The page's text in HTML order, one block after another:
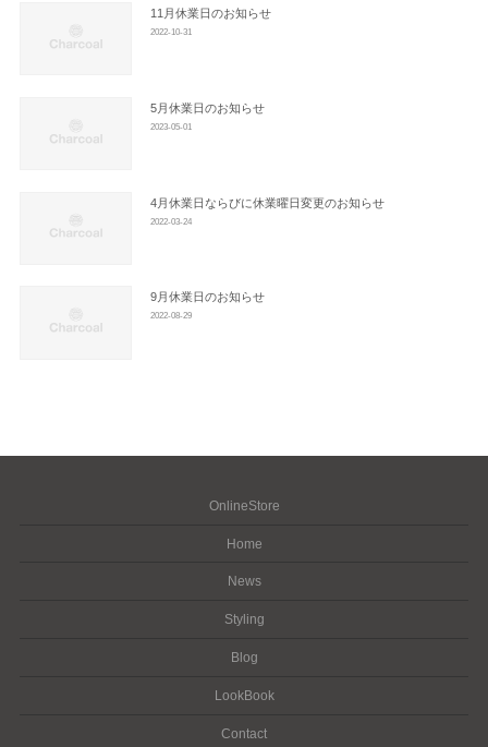
11月休業日のお知らせ
2022-10-31
5月休業日のお知らせ
2023-05-01
4月休業日ならびに休業曜日変更のお知らせ
2022-03-24
9月休業日のお知らせ
2022-08-29
OnlineStore
Home
News
Styling
Blog
LookBook
Contact